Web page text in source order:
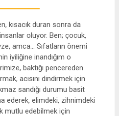
kısacık duran sonra da
insanlar oluyor. Ben; çocuk,
amca… Sıfatların önemi
iyiliğine inandığım o
baktığı pencereden
acısını dindirmek için
sandığı durumu basit
ederek, elimdeki, zihnimdeki
mutlu edebilmek için